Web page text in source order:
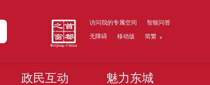
访问我的专属空间
智能问答
无障碍
移动版 简繁
政民互动 魅力东城